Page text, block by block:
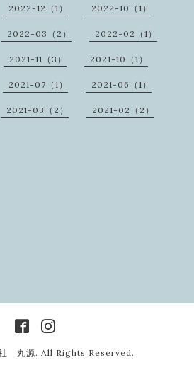
2022-12（1） 2022-10（1）
2022-03（2） 2022-02（1）
2021-11（3） 2021-10（1）
2021-07（1） 2021-06（1）
2021-03（2） 2021-02（2）
丸源. All Rights Reserved.